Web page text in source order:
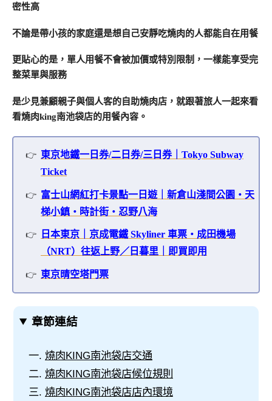
密性高
不論是帶小孩的家庭還是想自己安靜吃燒肉的人都能自在用餐
更貼心的是，單人用餐不會被加價或特別限制，一樣能享受完
整菜單與服務
是少見兼顧親子與個人客的自助燒肉店，就跟著旅人一起來看
看燒肉king南池袋店的用餐內容。
東京地鐵一日券/二日券/三日券｜Tokyo Subway
Ticket
富士山網紅打卡景點一日遊｜新倉山淺間公園・天
梯小鎮・時計街・忍野八海
日本東京｜京成電鐵 Skyliner 車票・成田機場
（NRT）往返上野／日暮里｜即買即用
東京晴空塔門票
章節連結
燒肉KING南池袋店交通
燒肉KING南池袋店候位規則
燒肉KING南池袋店店內環境